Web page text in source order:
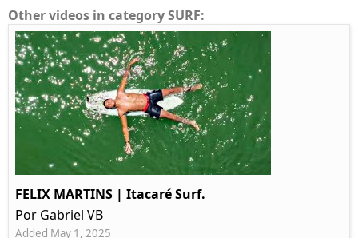
Other videos in category SURF:
FELIX MARTINS | Itacaré Surf.
Por Gabriel VB
Added May 1, 2025